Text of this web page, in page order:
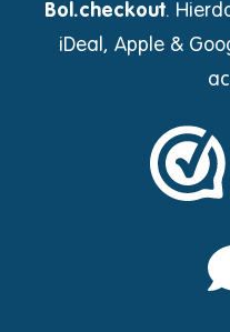
Bol.checkout.
iDeal, Apple &